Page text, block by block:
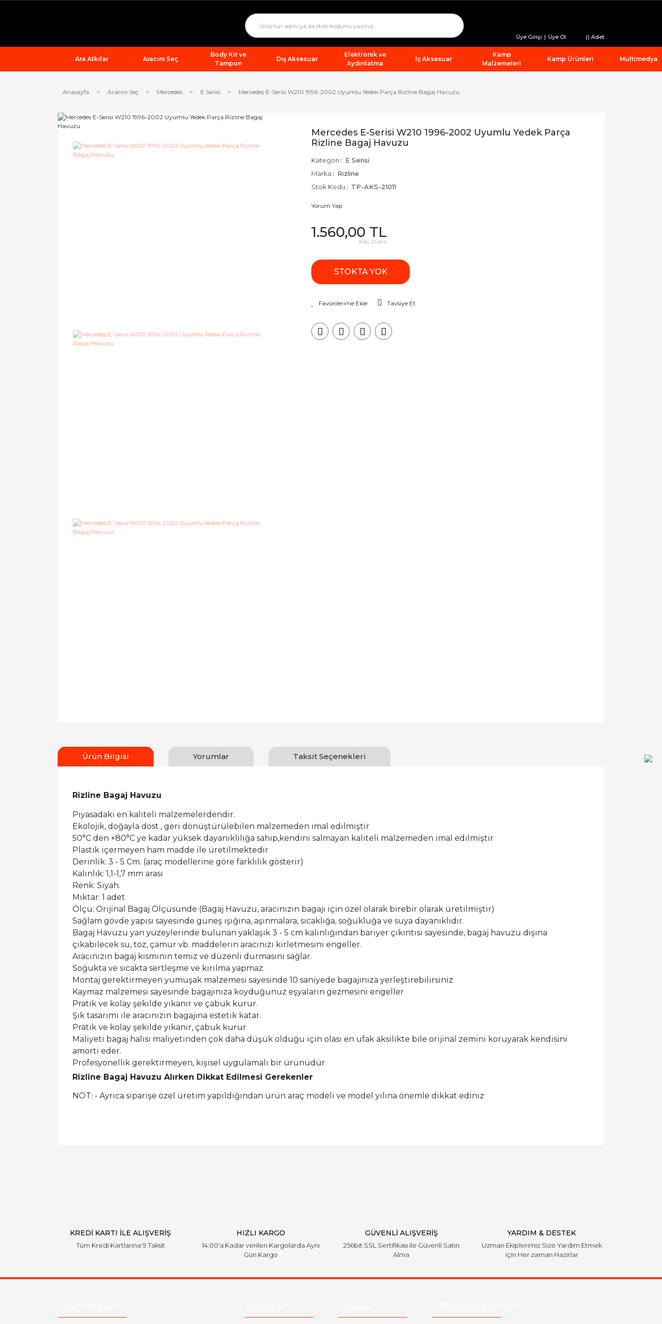
Üye Girişi | Üye Ol () Adet
Ara Atkılar Aracını Seç
Body Kit ve
Tampon
Dış Aksesuar
Elektronik ve
Aydınlatma
İç Aksesuar
Kamp
Malzemeleri
Kamp Ürünleri Multimedya
Anasayfa Aracını Seç Mercedes E Serisi Mercedes E-Serisi W210 1996-2002 Uyumlu Yedek Parça Rizline Bagaj Havuzu
Mercedes E-Serisi W210 1996-2002 Uyumlu Yedek Parça
Rizline Bagaj Havuzu
Kategori
E Serisi
Marka
Rizline
Stok Kodu
TP-AKS-21011
Yorum Yap
1.560,00 TL
Kdv Dahil
STOKTA YOK
Tavsiye Et
Ürün Bilgisi Yorumlar Taksit Seçenekleri
Rizline Bagaj Havuzu
Piyasadaki en kaliteli malzemelerdendir.
Ekolojik, doğayla dost , geri dönüştürülebilen malzemeden imal edilmiştir
50°C den +80°C ye kadar yüksek dayanıklılığa sahip,kendini salmayan kaliteli malzemeden imal edilmiştir
Plastik içermeyen ham madde ile üretilmektedir
Derinlik: 3 - 5 Cm. (araç modellerine göre farklılık gösterir)
Kalınlık: 1,1-1,7 mm arası
Renk: Siyah.
Miktar: 1 adet
Ölçü: Orijinal Bagaj Ölçüsünde (Bagaj Havuzu, aracınızın bagajı için özel olarak birebir olarak üretilmiştir)
Sağlam gövde yapısı sayesinde güneş ışığına, aşınmalara, sıcaklığa, soğukluğa ve suya dayanıklıdır.
Bagaj Havuzu yan yüzeylerinde bulunan yaklaşık 3 - 5 cm kalınlığından bariyer çıkıntısı sayesinde, bagaj havuzu dışına
çıkabilecek su, toz, çamur vb. maddelerin aracınızı kirletmesini engeller.
Aracınızın bagaj kısmının temiz ve düzenli durmasını sağlar.
Soğukta ve sıcakta sertleşme ve kırılma yapmaz.
Montaj gerektirmeyen yumuşak malzemesi sayesinde 10 saniyede bagajınıza yerleştirebilirsiniz
Kaymaz malzemesi sayesinde bagajınıza koyduğunuz eşyaların gezmesini engeller
Pratik ve kolay şekilde yıkanır ve çabuk kurur.
Şık tasarımı ile aracınızın bagajına estetik katar.
Pratik ve kolay şekilde yıkanır, çabuk kurur
Maliyeti bagaj halısı maliyetinden çok daha düşük olduğu için olası en ufak aksilikte bile orijinal zemini koruyarak kendisini
amorti eder.
Profesyonellik gerektirmeyen, kişisel uygulamalı bir ürünüdür
Rizline Bagaj Havuzu Alırken Dikkat Edilmesi Gerekenler
NOT: - Ayrıca siparişe özel üretim yapıldığından ürün araç modeli ve model yılına önemle dikkat ediniz
KREDİ KARTI İLE ALIŞVERİŞ
Tüm Kredi Kartlarına 9 Taksit
HIZLI KARGO
14:00'a Kadar verilen Kargolarda Aynı
Gün Kargo
GÜVENLİ ALIŞVERİŞ
256bit SSL Sertifikası ile Güvenli Satın
Alma
YARDIM & DESTEK
Uzman Ekiplerimiz Size Yardım Etmek
için Her zaman Hazırlar